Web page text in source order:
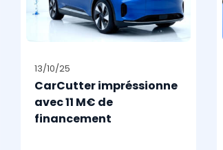
13/10/25
CarCutter impréssionne
avec 11 M€ de
financement